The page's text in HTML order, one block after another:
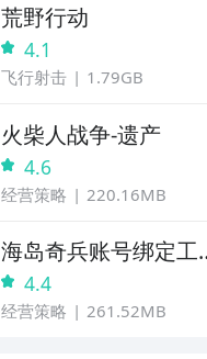
荒野行动
4.1
飞行射击 1.79GB
火柴人战争-遗产
4.6
经营策略 220.16MB
海岛奇兵账号绑定工
具 4.4
经营策略 261.52MB